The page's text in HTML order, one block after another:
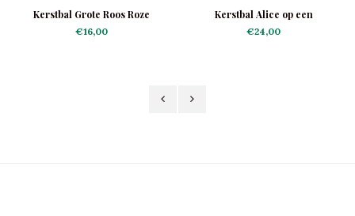
Kerstbal Grote Roos Roze
€16,00
Kerstbal Alice op een
Paddenstoel
€24,00